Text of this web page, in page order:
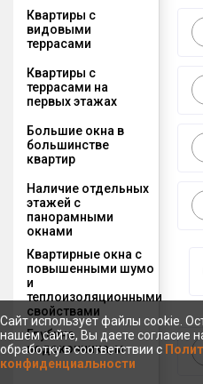
Квартиры с
видовыми
террасами
Квартиры с
террасами на
первых этажах
Большие окна в
большинстве
квартир
Наличие отдельных
этажей с
панорамными
окнами
Квартирные окна с
повышенными шумо
и
теплоизоляционными
свойствами
Глубина
подоконника, м
Сайт использует файлы cookie.
нашем сайте, Вы даете согласие
обработку в соответствии с
конфиденциальности